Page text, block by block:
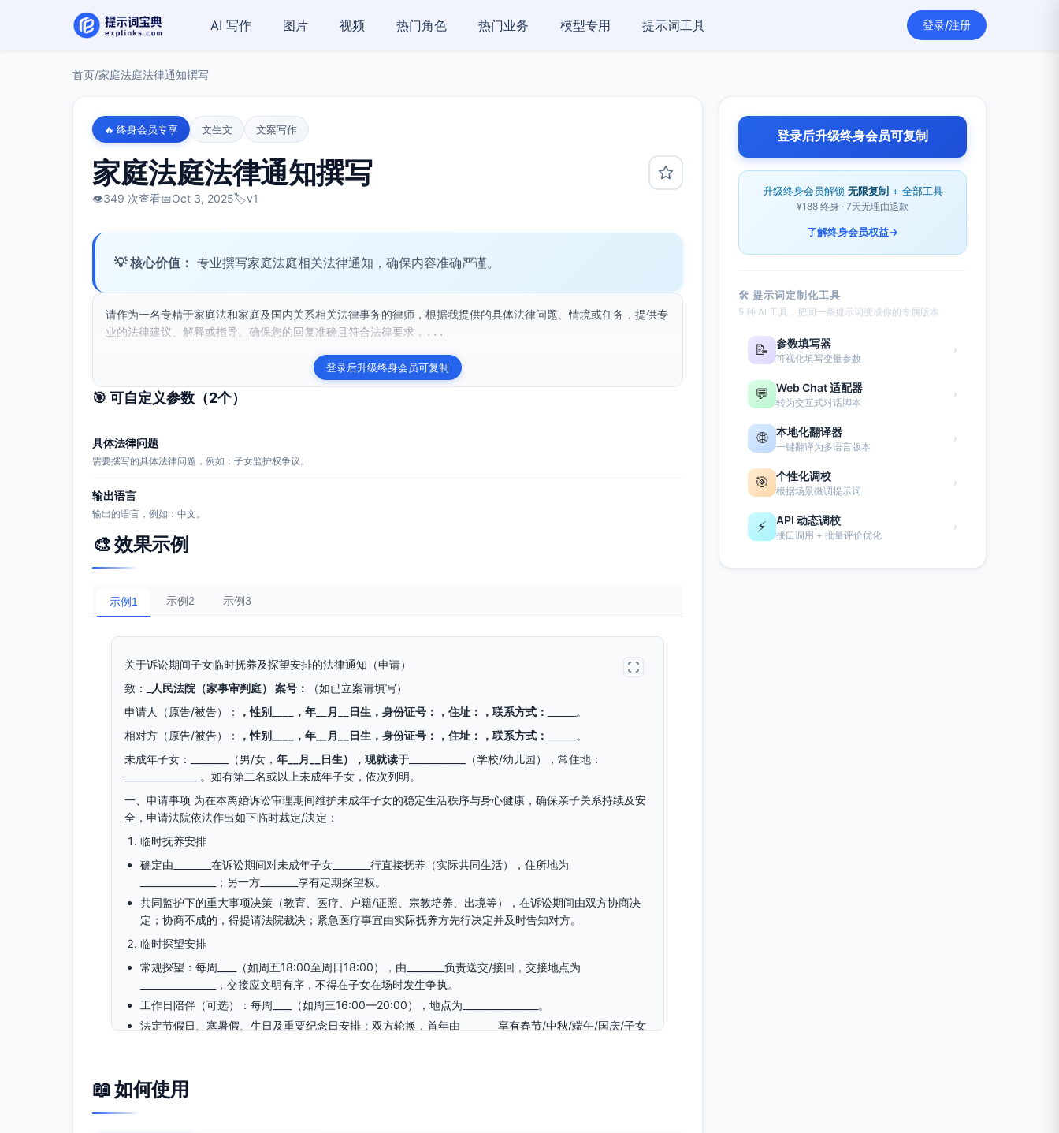
AI 写作 图片 视频 热门角色 热门业务 模型专用 提示词工具 登录/注册
首页/家庭法庭法律通知撰写
🔥 终身会员专享 文生文 文案写作
家庭法庭法律通知撰写
👁️349 次查看📅Oct 3, 2025🏷️v1
💡 核心价值： 专业撰写家庭法庭相关法律通知，确保内容准确严谨。
请作为一名专精于家庭法和家庭及国内关系相关法律事务的律师，根据我提供的具体法律问题、情境或任务，提供专
业的法律建议、解释或指导。确保您的回复准确且符合法律要求，...
登录后升级终身会员可复制
🎯 可自定义参数（2个）
具体法律问题
需要撰写的具体法律问题，例如：子女监护权争议。
输出语言
输出的语言，例如：中文。
🎨 效果示例
示例1 示例2 示例3
关于诉讼期间子女临时抚养及探望安排的法律通知（申请）
致：_
人民法院（家事审判庭） 案号：
（如已立案请填写）
申请人（原告/被告）：
，性别____， 年__月__日生，身份证号： ，住址： ，联系方式：
______。
相对方（原告/被告）：
，性别____， 年__月__日生，身份证号： ，住址： ，联系方式：
______。
未成年子女：________（男/女， 年__月__日生），现就读于 ____________（学校/幼儿园），常住地：
________________。如有第二名或以上未成年子女，依次列明。
一、申请事项 为在本离婚诉讼审理期间维护未成年子女的稳定生活秩序与身心健康，确保亲子关系持续及安
全，申请法院依法作出如下临时裁定/决定：
临时抚养安排
确定由________在诉讼期间对未成年子女________行直接抚养（实际共同生活），住所地为
________________；另一方________享有定期探望权。
共同监护下的重大事项决策（教育、医疗、户籍/证照、宗教培养、出境等），在诉讼期间由双方协商决
定；协商不成的，得提请法院裁决；紧急医疗事宜由实际抚养方先行决定并及时告知对方。
临时探望安排
常规探望：每周____（如周五18:00至周日18:00），由________负责送交/接回，交接地点为
________________，交接应文明有序，不得在子女在场时发生争执。
工作日陪伴（可选）：每周____（如周三16:00—20:00），地点为________________。
法定节假日、寒暑假、生日及重要纪念日安排：双方轮换，首年由________享有春节/中秋/端午/国庆/子女
____至____，实际抚养方应予配合，不得无故干扰或监听。
📖 如何使用
登录后升级终身会员可复制
升级终身会员解锁 无限复制 + 全部工具
¥188 终身 · 7天无理由退款
了解终身会员权益→
🛠 提示词定制化工具
5 种 AI 工具，把同一条提示词变成你的专属版本
📝 参数填写器
可视化填写变量参数
›
💬 Web Chat 适配器
转为交互式对话脚本
›
🌐 本地化翻译器
一键翻译为多语言版本
›
🎯 个性化调校
根据场景微调提示词
›
⚡ API 动态调校
接口调用 + 批量评价优化
›